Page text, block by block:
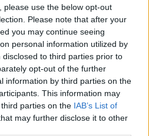
please use the below opt-out
Please note that after your
you may continue seeing
personal information utilized by
to third parties prior to
opt-out of the further
information by third parties on the
This information may
parties on the IAB’s List of
may further disclose it to other